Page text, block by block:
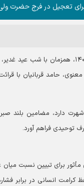
برای تعجیل در فرج حضرت
به گزارش آستان‌نیوز، این ویژه برنامه شامگاه
حامد قربانیان با
دارد، مضامین بلند
توحیدی فراهم آورد.
برای تبیین نسبت میان
انسانی در برابر